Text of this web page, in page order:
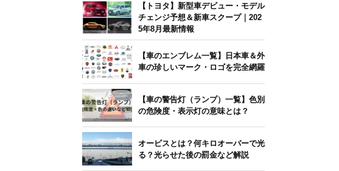
【トヨタ】新型車デビュー・モデル
チェンジ予想＆新車スクープ｜202
5年8月最新情報
【車のエンブレム一覧】日本車＆外
車の珍しいマーク・ロゴを完全網羅
【車の警告灯（ランプ）一覧】色別
の危険度・表示灯の意味とは？
オービスとは？何キロオーバーで光
る？光らせた後の罰金など解説